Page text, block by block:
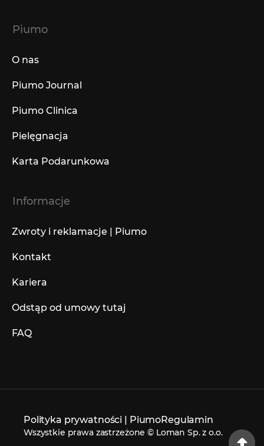
Piumo
O nas
Piumo Journal
Piumo Clinica
Pielęgnacja
Karta Podarunkowa
Informacje
Zwroty i reklamacje | Piumo
Kontakt
Kariera
Odstąp od umowy tutaj
FAQ
Polityka prywatności | PiumoRegulamin
Wszystkie prawa zastrzeżone © Loman Sp. z o.o.